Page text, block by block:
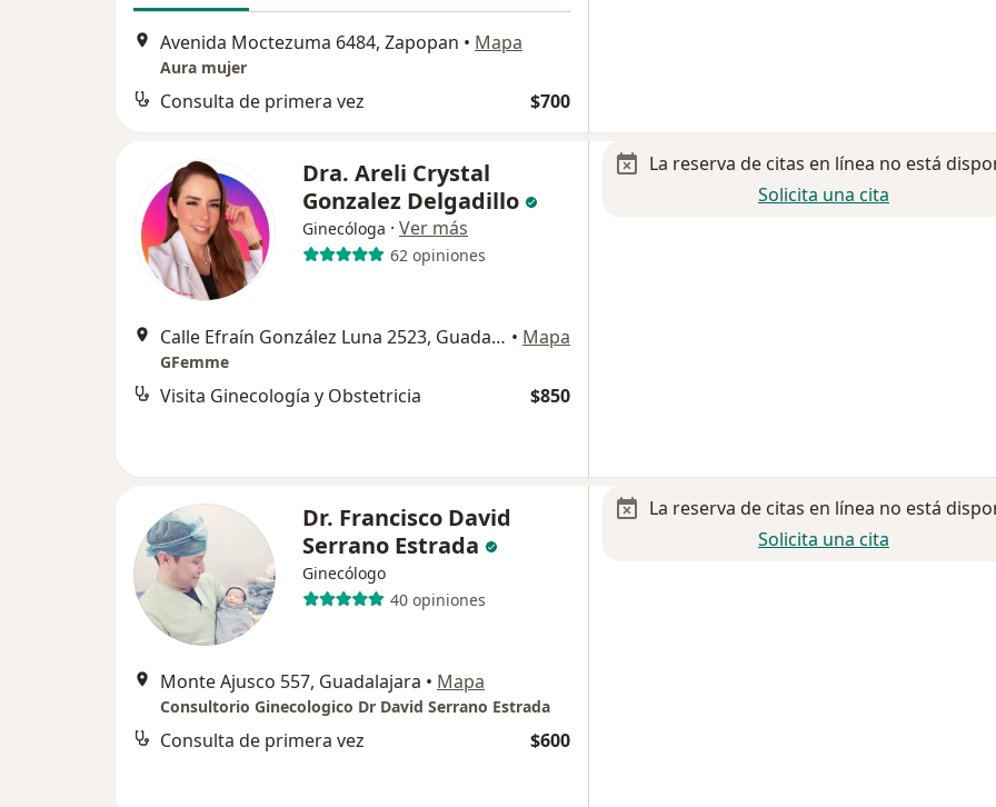
Avenida Moctezuma 6484, Zapopan • Mapa
Aura mujer
Consulta de primera vez $700
Dra. Areli Crystal
Gonzalez Delgadillo
Ginecóloga · Ver más
62 opiniones
Calle Efraín González Luna 2523, Guadalajara • Mapa
GFemme
Visita Ginecología y Obstetricia $850
La reserva de citas en línea no está
Solicita una cita
Dr. Francisco David
Serrano Estrada
Ginecólogo
40 opiniones
Monte Ajusco 557, Guadalajara • Mapa
Consultorio Ginecologico Dr David Serrano Estrada
Consulta de primera vez $600
La reserva de citas en línea no está
Solicita una cita